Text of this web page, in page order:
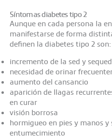
Síntomas diabetes tipo 2
Aunque en cada persona la
manifestarse de forma
definen la diabetes tipo 2 son:
incremento de la sed y
necesidad de orinar
aumento del cansancio
aparición de llagas
en curar
visión borrosa
hormigueo en pies y manos y
entumecimiento